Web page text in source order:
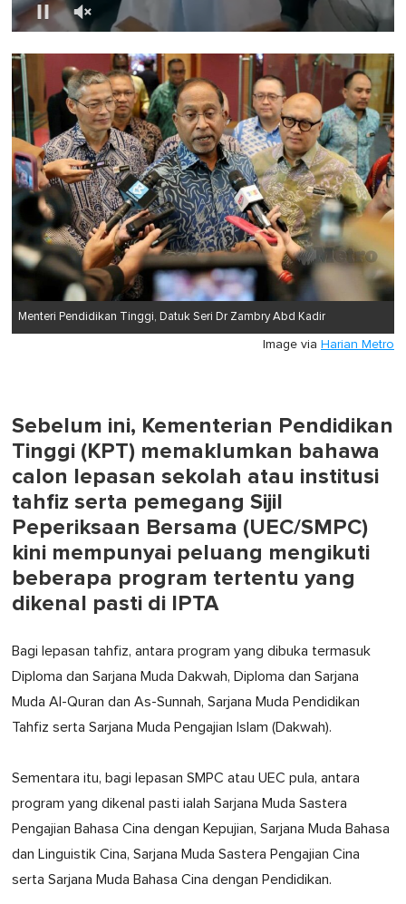
of
1
minute,
0
Menteri Pendidikan Tinggi, Datuk Seri Dr Zambry Abd Kadir
Image via Harian Metro
Sebelum ini, Kementerian Pendidikan
Tinggi (KPT) memaklumkan bahawa
calon lepasan sekolah atau institusi
tahfiz serta pemegang Sijil
Peperiksaan Bersama (UEC/SMPC)
kini mempunyai peluang mengikuti
beberapa program tertentu yang
dikenal pasti di IPTA
Bagi lepasan tahfiz, antara program yang dibuka termasuk
Diploma dan Sarjana Muda Dakwah, Diploma dan Sarjana
Muda Al-Quran dan As-Sunnah, Sarjana Muda Pendidikan
Tahfiz serta Sarjana Muda Pengajian Islam (Dakwah).
Sementara itu, bagi lepasan SMPC atau UEC pula, antara
program yang dikenal pasti ialah Sarjana Muda Sastera
Pengajian Bahasa Cina dengan Kepujian, Sarjana Muda Bahasa
dan Linguistik Cina, Sarjana Muda Sastera Pengajian Cina
serta Sarjana Muda Bahasa Cina dengan Pendidikan.